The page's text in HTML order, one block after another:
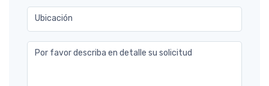
Ubicación
Por favor describa en detalle su solicitud